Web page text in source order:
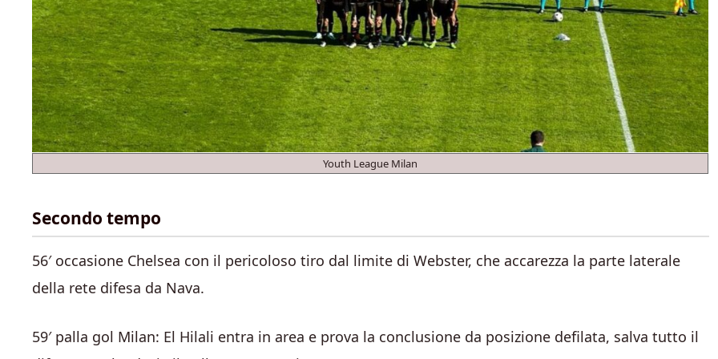
Youth League Milan
Secondo tempo
56′ occasione Chelsea con il pericoloso tiro dal limite di Webster, che accarezza la parte laterale
della rete difesa da Nava.
59′ palla gol Milan: El Hilali entra in area e prova la conclusione da posizione defilata, salva tutto il